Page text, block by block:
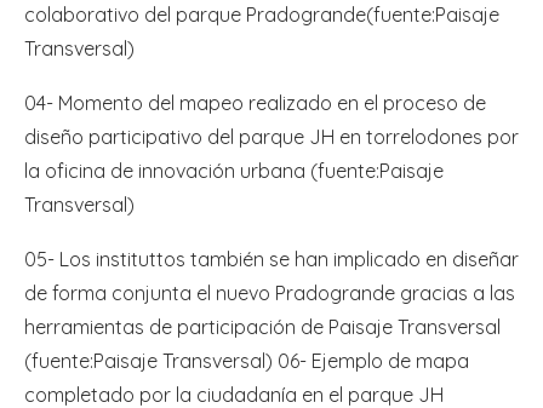
colaborativo del parque Pradogrande(fuente:Paisaje
Transversal)
04- Momento del mapeo realizado en el proceso de
diseño participativo del parque JH en torrelodones por
la oficina de innovación urbana (fuente:Paisaje
Transversal)
05- Los instituttos también se han implicado en diseñar
de forma conjunta el nuevo Pradogrande gracias a las
herramientas de participación de Paisaje Transversal
(fuente:Paisaje Transversal) 06- Ejemplo de mapa
completado por la ciudadanía en el parque JH